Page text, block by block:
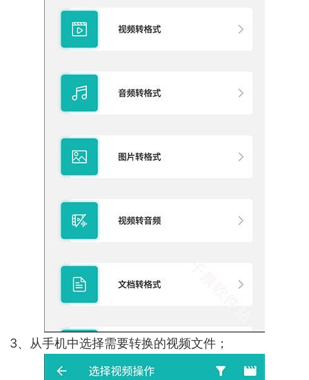
3、从手机中选择需要转换的视频文件；